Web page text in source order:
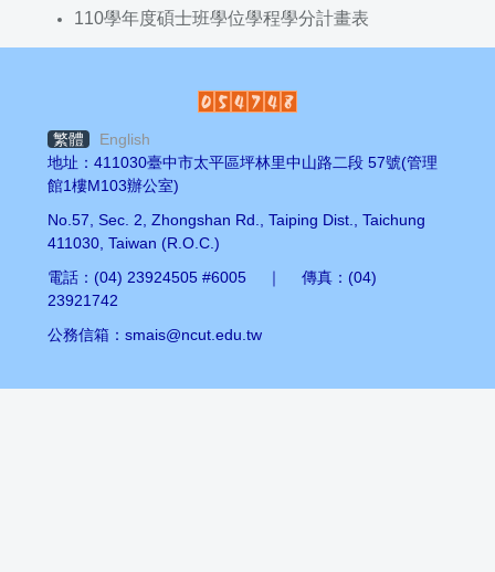
110學年度碩士班學位學程學分計畫表
繁體
English
地址：411030臺中市太平區坪林里中山路二段 57號(管理
館1樓M103辦公室)
No.57, Sec. 2, Zhongshan Rd., Taiping Dist., Taichung
411030, Taiwan (R.O.C.)
電話：(04) 23924505 #6005 ｜ 傳真：(04)
23921742
公務信箱：smais@ncut.edu.tw